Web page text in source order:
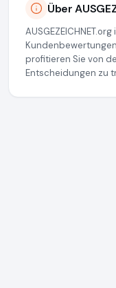
Über
profitieren Sie von
Entscheidungen zu